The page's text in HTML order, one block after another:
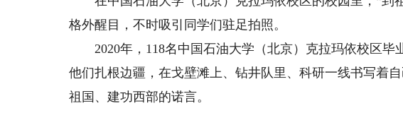
格外醒目，不时吸引同学们驻足拍照。
2020年，118名中国石油大学（北京）克拉玛依校区毕
他们扎根边疆，在戈壁滩上、钻井队里、科研一线书写着
祖国、建功西部的诺言。